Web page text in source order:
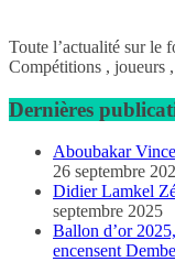
Toute l’actualité sur le
Compétitions , joueurs
Dernières
Aboubakar
26 septembre
Didier Lamkel
septembre 2025
Ballon d’or
encensent